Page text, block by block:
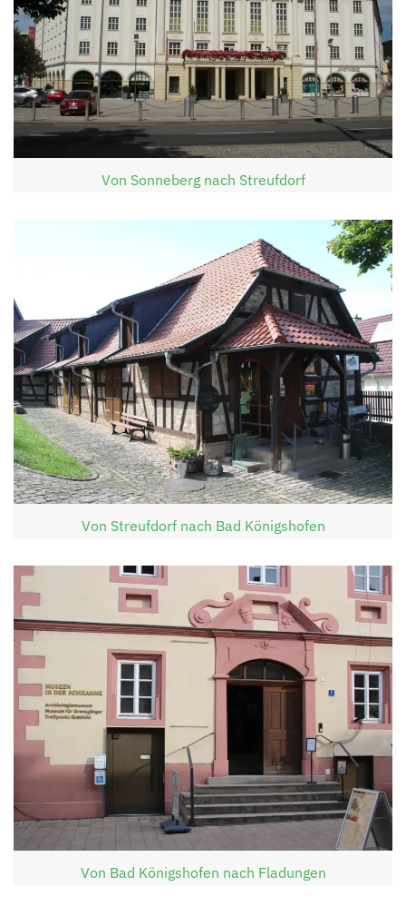
Von Sonneberg nach Streufdorf
Von Streufdorf nach Bad Königshofen
Von Bad Königshofen nach Fladungen